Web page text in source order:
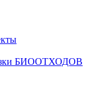
БИООТХОДОВ